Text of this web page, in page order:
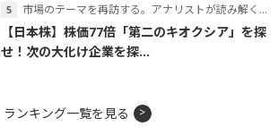
市場のテーマを再訪する。アナリストが読み解くテーマの本質
【日本株】株価77倍「第二のキオクシア」を探
せ！次の大化け企業を探...
ランキング一覧を見る